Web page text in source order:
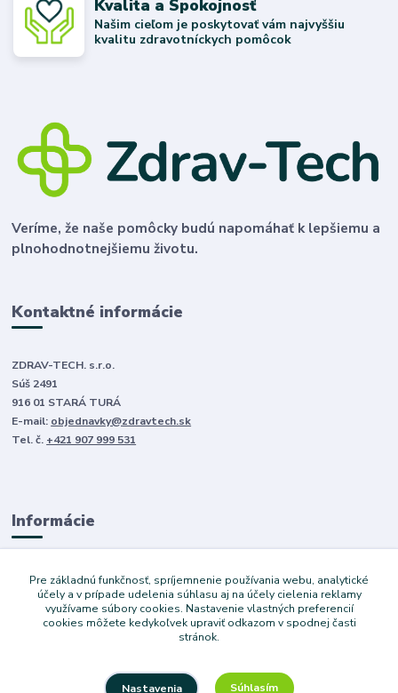
Kvalita a Spokojnosť
Našim cieľom je poskytovať vám najvyššiu
kvalitu zdravotníckych pomôcok
Veríme, že naše pomôcky budú napomáhať k lepšiemu a
plnohodnotnejšiemu životu.
Kontaktné informácie
ZDRAV-TECH. s.r.o.
Súš 2491
916 01 STARÁ TURÁ
E-mail: objednavky@zdravtech.sk
Tel. č. +421 907 999 531
Informácie
O nás
Obchodné podmienky
Ochrana súkromia
Služby
Pre základnú funkčnosť, spríjemnenie používania webu, analytické
účely a v prípade udelenia súhlasu aj na účely cielenia reklamy
využívame súbory cookies. Nastavenie vlastných preferencií
cookies môžete kedykoľvek upraviť odkazom v spodnej časti
stránok.
Nastavenia Súhlasím